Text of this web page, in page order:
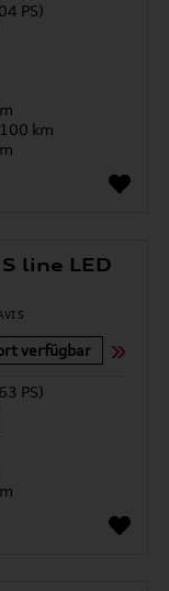
PS)
km
line LED
verfügbar
PS)